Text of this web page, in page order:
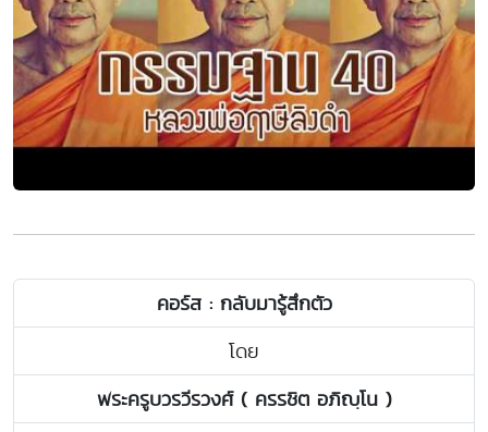
คอร์ส : กลับมารู้สึกตัว
โดย
พระครูบวรวีรวงศ์ ( ครรชิต อภิญฺโน )